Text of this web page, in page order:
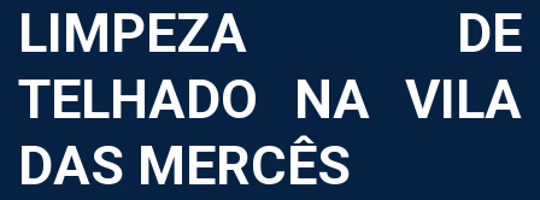
LIMPEZA DE
TELHADO NA VILA
DAS MERCÊS